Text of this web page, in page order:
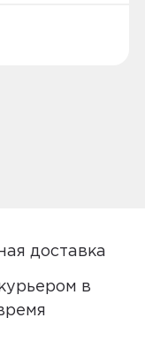
документ
заказов
доставка
в